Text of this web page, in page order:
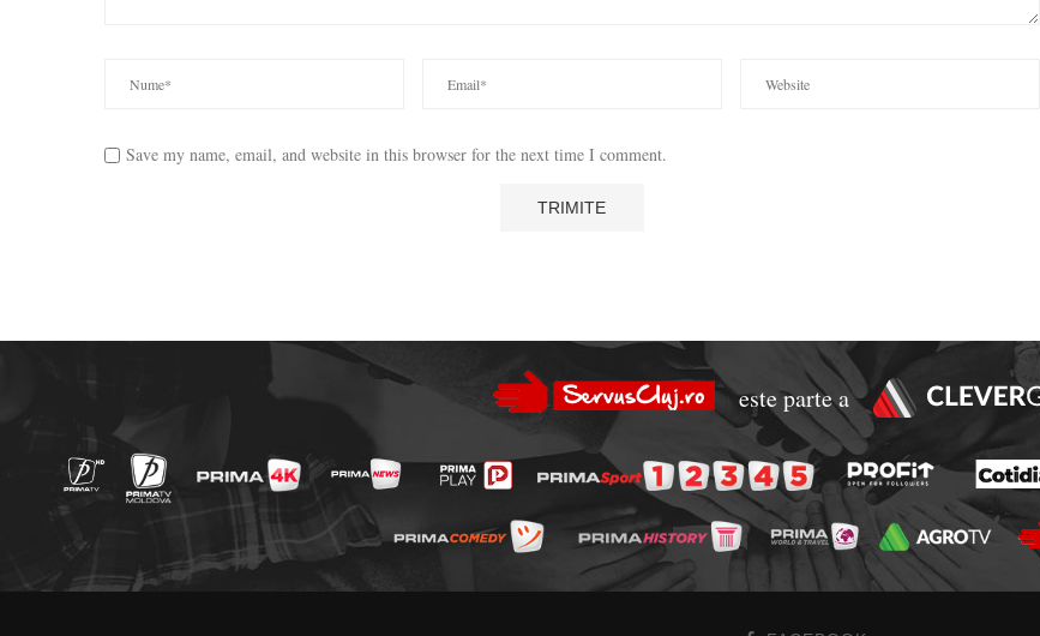
Save my name, email, and website in this browser for the next time I comment.
este parte a